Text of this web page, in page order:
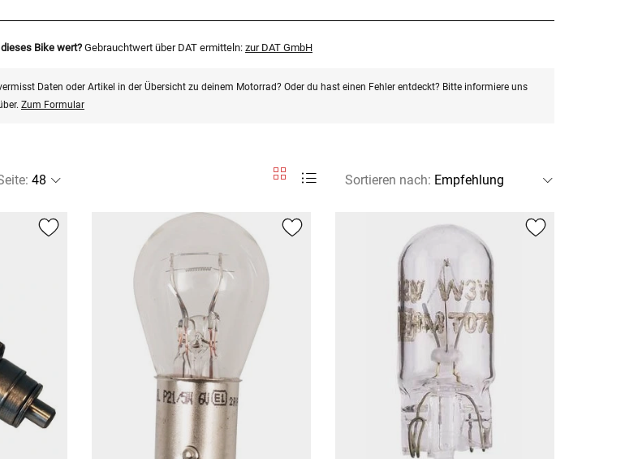
Bike wert? Gebrauchtwert über DAT ermitteln: zur DAT GmbH
Daten oder Artikel in der Übersicht zu deinem Motorrad? Oder du hast einen Fehler entdeckt? Bitte informiere uns
Zum Formular
: Sortieren nach: